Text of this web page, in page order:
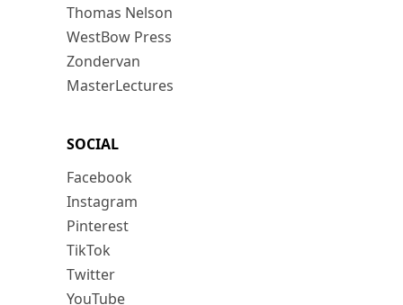
Thomas Nelson
WestBow Press
Zondervan
MasterLectures
SOCIAL
Facebook
Instagram
Pinterest
TikTok
Twitter
YouTube